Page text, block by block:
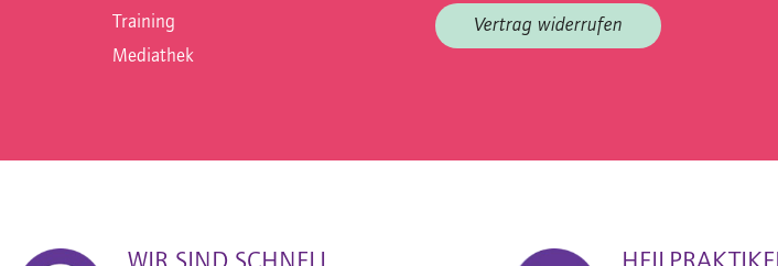
Training
Mediathek
Vertrag widerrufen